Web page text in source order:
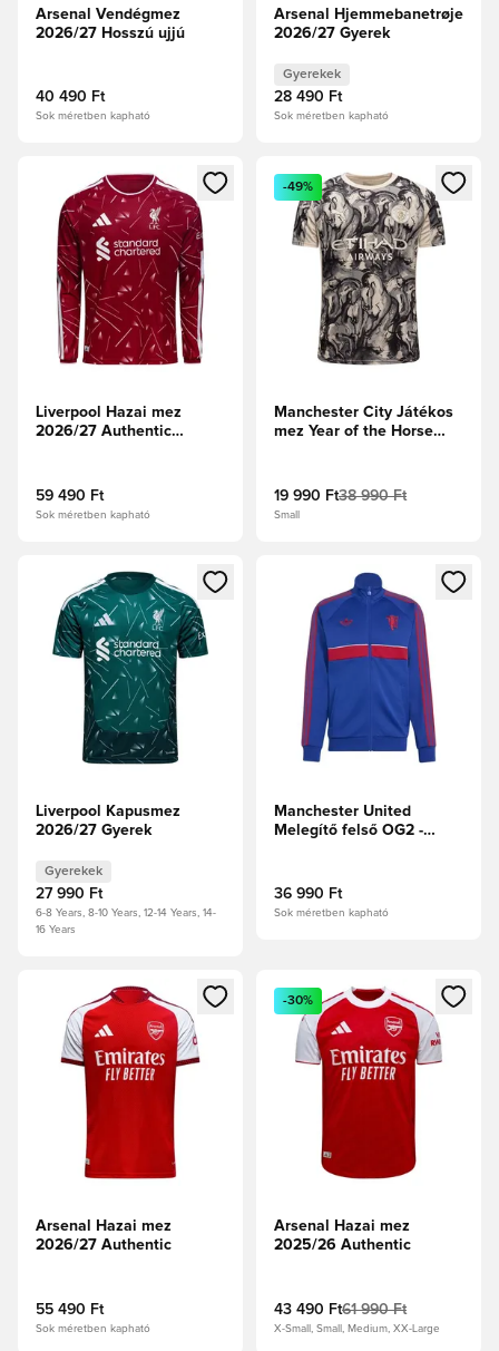
Arsenal Vendégmez
2026/27 Hosszú ujjú
40 490 Ft
Sok méretben kapható
Arsenal Hjemmebanetrøje
2026/27 Gyerek
Gyerekek
28 490 Ft
Sok méretben kapható
Megnyit egy modált a bejelentkezéshez vagy a tagként
Liverpool Hazai mez
2026/27 Authentic
59 490 Ft
Sok méretben kapható
Megnyit egy modált a
-49%
Manchester City Játékos
mez Year of the Horse
19 990 Ft38 990 Ft
Small
Megnyit egy modált a bejelentkezéshez vagy a tagként
Liverpool Kapusmez
2026/27 Gyerek
Gyerekek
27 990 Ft
6-8 Years, 8-10 Years, 12-14 Years, 14-
16 Years
Megnyit egy modált a
Manchester United
Melegítő felső OG2 -
36 990 Ft
Sok méretben kapható
Megnyit egy modált a bejelentkezéshez vagy a tagként
Arsenal Hazai mez
2026/27 Authentic
55 490 Ft
Sok méretben kapható
Megnyit egy modált a
-30%
Arsenal Hazai mez
2025/26 Authentic
43 490 Ft61 990 Ft
X-Small, Small, Medium, XX-Large